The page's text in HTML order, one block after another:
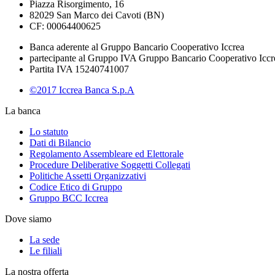
Piazza Risorgimento, 16
82029 San Marco dei Cavoti (BN)
CF: 00064400625
Banca aderente al Gruppo Bancario Cooperativo Iccrea
partecipante al Gruppo IVA Gruppo Bancario Cooperativo
Partita IVA 15240741007
©2017 Iccrea Banca S.p.A
La banca
Lo statuto
Dati di Bilancio
Regolamento Assembleare ed Elettorale
Procedure Deliberative Soggetti Collegati
Politiche Assetti Organizzativi
Codice Etico di Gruppo
Gruppo BCC Iccrea
Dove siamo
La sede
Le filiali
La nostra offerta